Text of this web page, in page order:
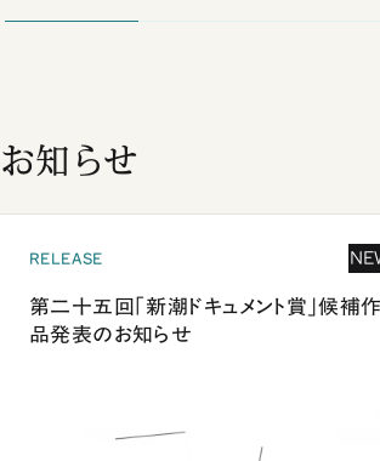
お知らせ
RELEASE
第二十五回「新潮ドキュメント賞」候補作
品発表のお知らせ